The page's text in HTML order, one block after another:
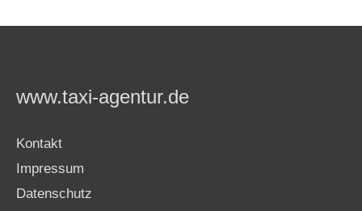
www.taxi-agentur.de
Kontakt
Impressum
Datenschutz